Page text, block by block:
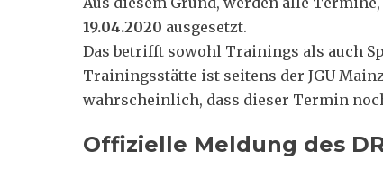
19.04.2020 ausgesetzt.
Das betrifft sowohl Trainings als auch
Trainingsstätte ist seitens der JGU
wahrscheinlich, dass dieser Termin
Offizielle Meldung des